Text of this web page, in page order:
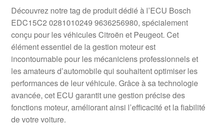
Livraison internationale
Mon compte
Paiements
Panier
Plainte
Découvrez notre tag de produit dédié à l’ECU Bosch
EDC15C2 0281010249 9636256980, spécialement
conçu pour les véhicules Citroën et Peugeot. Cet
élément essentiel de la gestion moteur est
incontournable pour les mécaniciens professionnels et
les amateurs d’automobile qui souhaitent optimiser les
performances de leur véhicule. Grâce à sa technologie
avancée, cet ECU garantit une gestion précise des
fonctions moteur, améliorant ainsi l’efficacité et la fiabilité
de votre voiture.